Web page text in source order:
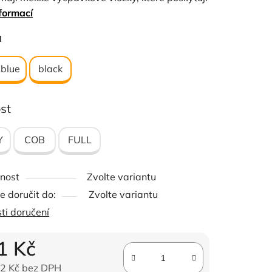
rozložení tlaku, aby se zajistilo optimální
Nastavuje se jednoduše na obou
black
COB FULL
Zvolte variantu
doručit do:
Zvolte variantu
doručení
Kč
Kč bez DPH